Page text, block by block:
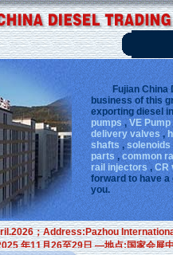
Fujian China
business of this
exporting diesel
pumps,VE
delivery valves,
shafts ,solenoids
parts,common
rail injectors,CR
forward to have
you.
4月15日-19日；展览地址: 广州市海
；Address:Pazhou
年11月26至29日 —地点:国家会
—Location: National